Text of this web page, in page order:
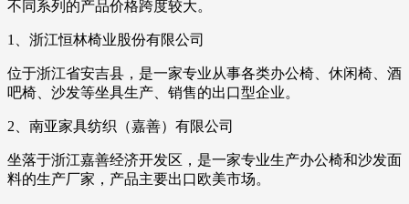
不同系列的产品价格跨度较大。
1、浙江恒林椅业股份有限公司
位于浙江省安吉县，是一家专业从事各类办公椅、休闲椅、酒
吧椅、沙发等坐具生产、销售的出口型企业。
2、南亚家具纺织（嘉善）有限公司
坐落于浙江嘉善经济开发区，是一家专业生产办公椅和沙发面
料的生产厂家，产品主要出口欧美市场。